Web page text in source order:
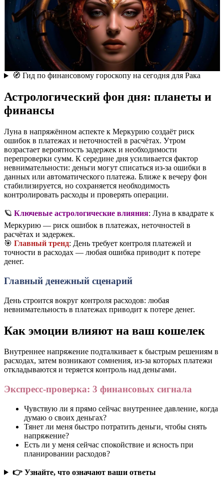
🧭 Гид по финансовому гороскопу на сегодня для Рака
Астрологический фон дня: планеты и
финансы
Луна в напряжённом аспекте к Меркурию создаёт риск
ошибок в платежах и неточностей в расчётах. Утром
возрастает вероятность задержек и необходимости
перепроверки сумм. К середине дня усиливается фактор
невнимательности: деньги могут списаться из-за ошибки в
данных или автоматического платежа. Ближе к вечеру фон
стабилизируется, но сохраняется необходимость
контролировать расходы и проверять операции.
🪐 Ключевые астрологические влияния: Луна в квадрате к
Меркурию — риск ошибок в платежах, неточностей в
расчётах и задержек.
🎯 Главный тренд: День требует контроля платежей и
точности в расходах — любая ошибка приводит к потере
денег.
Главный денежный сценарий
День строится вокруг контроля расходов: любая
невнимательность в платежах приводит к потере денег.
Как эмоции влияют на ваш кошелек
Внутреннее напряжение подталкивает к быстрым решениям в
расходах, затем возникают сомнения, из-за которых платежи
откладываются и теряется контроль над деньгами.
Экспресс-проверка: 3 финансовых сигнала
Чувствую ли я прямо сейчас внутреннее давление, когда
думаю о своих деньгах?
Тянет ли меня быстро потратить деньги, чтобы снять
напряжение?
Есть ли у меня сейчас спокойствие и ясность при
планировании расходов?
👉 Узнайте, что означают ваши ответы